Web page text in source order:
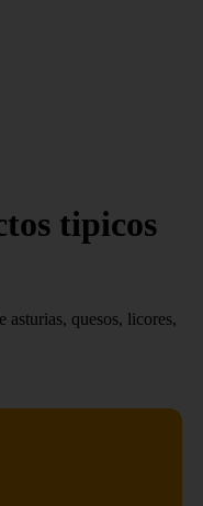
tipicos
asturias, quesos, licores,